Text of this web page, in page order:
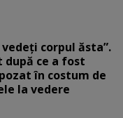
corpul ăsta”.
după ce a fost
în costum de
la vedere